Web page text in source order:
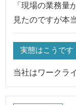
「現場の業務量
見たのですが本
実態はこうです
当社はワークラ